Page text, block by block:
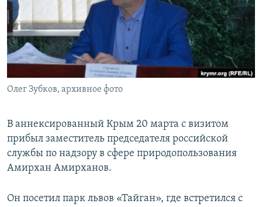
ПОБЕДИТЕЛЕЙ НЕ СУДЯТ?
КРЫМ.НЕПОКОРЕННЫЙ
ELIFBE
УКРАИНСКАЯ ПРОБЛЕМА КРЫМА
ПРИСОЕДИНЯЙТЕСЬ!
Все сайты RFE/RL
Олег Зубков, архивное фото
В аннексированный Крым 20 марта с визитом
прибыл заместитель председателя российской
службы по надзору в сфере природопользования
Амирхан Амирханов.
Он посетил парк львов «Тайган», где встретился с